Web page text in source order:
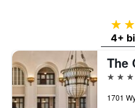
4+
5